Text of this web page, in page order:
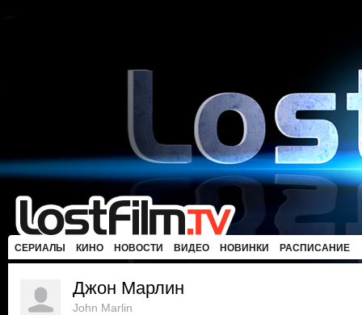
СЕРИАЛЫ КИНО НОВОСТИ ВИДЕО НОВИНКИ РАСПИСАНИЕ
Джон Марлин
John Marlin